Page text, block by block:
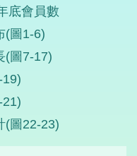
底會員數
(圖1-6)
(圖7-17)
(圖22-23)